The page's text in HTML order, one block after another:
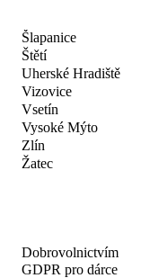
Šlapanice
Štětí
Uherské Hradiště
Vizovice
Vsetín
Vysoké Mýto
Zlín
Žatec
Dobrovolnictvím
GDPR pro dárce